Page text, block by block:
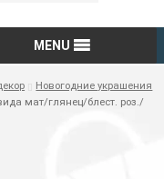
MENU
Новогодние украшения
мат/глянец/блест. роз./